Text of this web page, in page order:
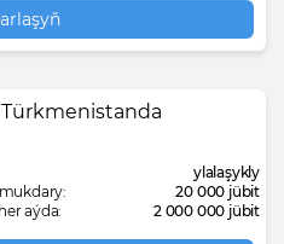
ylalaşykly
20 000 jübit
aýda:
2 000 000 jübit